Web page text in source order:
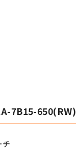
7B15-650(RW)
チ